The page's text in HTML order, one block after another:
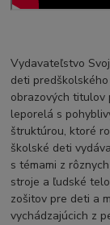
Vydavateľstvo
deti
obrazových titulov
leporelá s
štruktúrou, ktoré
školské deti
s témami z
stroje a ľudské
zošitov pre deti a
vychádzajúcich z